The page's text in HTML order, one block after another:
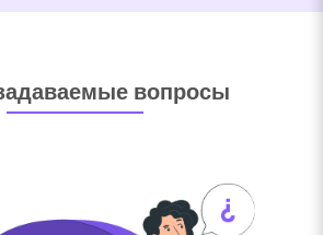
вопросы